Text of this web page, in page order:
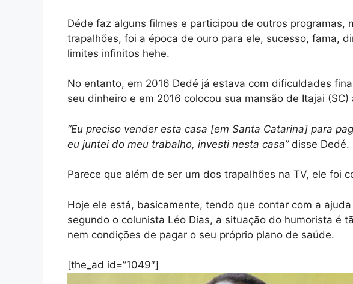
Déde faz alguns filmes e participou de outros programas,
trapalhões, foi a época de ouro para ele, sucesso, fama,
limites infinitos hehe.
No entanto, em 2016 Dedé já estava com dificuldades
seu dinheiro e em 2016 colocou sua mansão de Itajai (SC)
“Eu preciso vender esta casa [em Santa Catarina] para
eu juntei do meu trabalho, investi nesta casa”disse Dedé.
Parece que além de ser um dos trapalhões na TV, ele foi
Hoje ele está, basicamente, tendo que contar com a
segundo o colunista Léo Dias, a situação do humorista é
nem condições de pagar o seu próprio plano de saúde.
[the_ad id=”1049″]